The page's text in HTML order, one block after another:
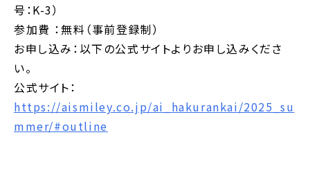
号：K-3）
参加費 ：無料（事前登録制）
お申し込み：以下の公式サイトよりお申し込みくださ
い。
公式サイト：
https://aismiley.co.jp/ai_hakurankai/2025_su
mmer/#outline